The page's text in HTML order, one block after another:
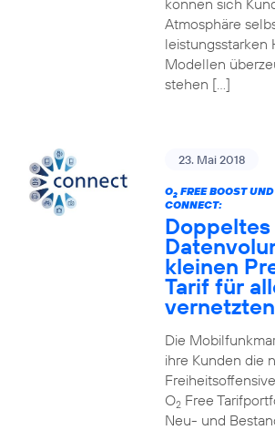
können sich
Atmosphäre
leistungsstarken
Modellen
stehen […]
23. Mai 2018
O2FREE BOOST UND
CONNECT:
Doppeltes
kleinen
Tarif für
Die
ihre Kunden die
O2Free
Neu- und